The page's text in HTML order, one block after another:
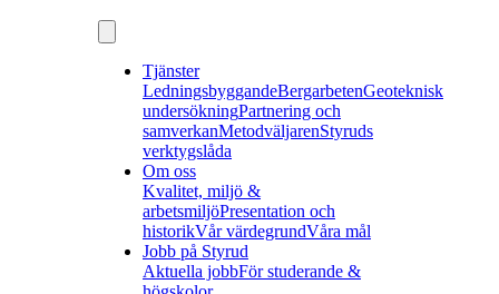
Tjänster
LedningsbyggandeBergarbetenGeoteknisk
undersökningPartnering och
samverkanMetodväljarenStyruds
verktygslåda
Om oss
Kvalitet, miljö &
arbetsmiljöPresentation och
historikVår värdegrundVåra mål
Jobb på Styrud
Aktuella jobbFör studerande &